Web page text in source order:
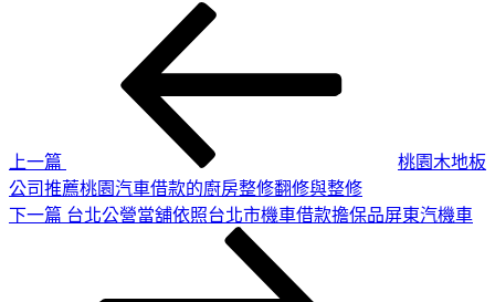
上一篇
桃園木地板
公司推薦桃園汽車借款的廚房整修翻修與整修
下
下一篇 台北公營當舖依照台北市機車借款擔保品屏東汽機車